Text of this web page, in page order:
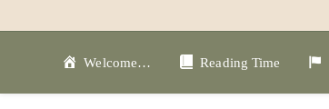
Welcome… Reading Time